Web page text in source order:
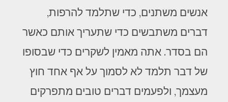
אנשים משתנים, כדי שתלמד להרפות,
דברים משתבשים כדי שתעריך אותם כאשר
הם בסדר. אתה מאמין לשקרים כדי שבסופו
של דבר תלמד לא לסמוך על אף אחד חוץ
מעצמך, ולפעמים דברים טובים מתפרקים